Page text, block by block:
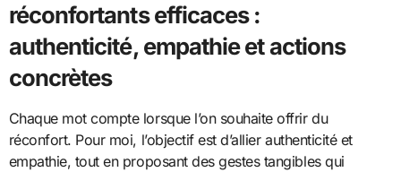
réconfortants efficaces :
authenticité, empathie et actions
concrètes
Chaque mot compte lorsque l’on souhaite offrir du
réconfort. Pour moi, l’objectif est d’allier authenticité et
empathie, tout en proposant des gestes tangibles qui